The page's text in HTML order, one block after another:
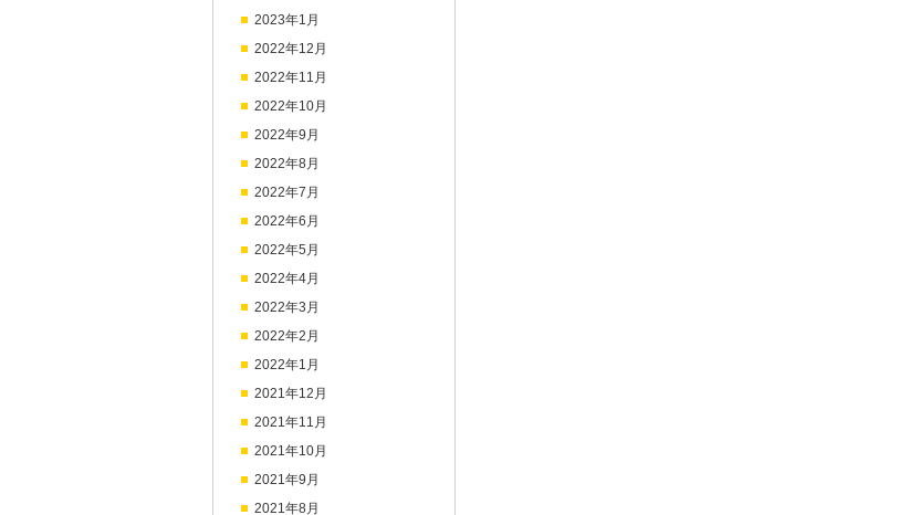
2023年1月
2022年12月
2022年11月
2022年10月
2022年9月
2022年8月
2022年7月
2022年6月
2022年5月
2022年4月
2022年3月
2022年2月
2022年1月
2021年12月
2021年11月
2021年10月
2021年9月
2021年8月